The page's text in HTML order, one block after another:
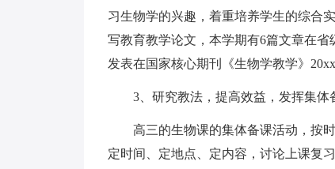
习生物学的兴趣，着重培养学生的综合
写教育教学论文，本学期有6篇文章在省
发表在国家核心期刊《生物学教学》20xx
3、研究教法，提高效益，发挥集体
高三的生物课的集体备课活动，按时
定时间、定地点、定内容，讨论上课复